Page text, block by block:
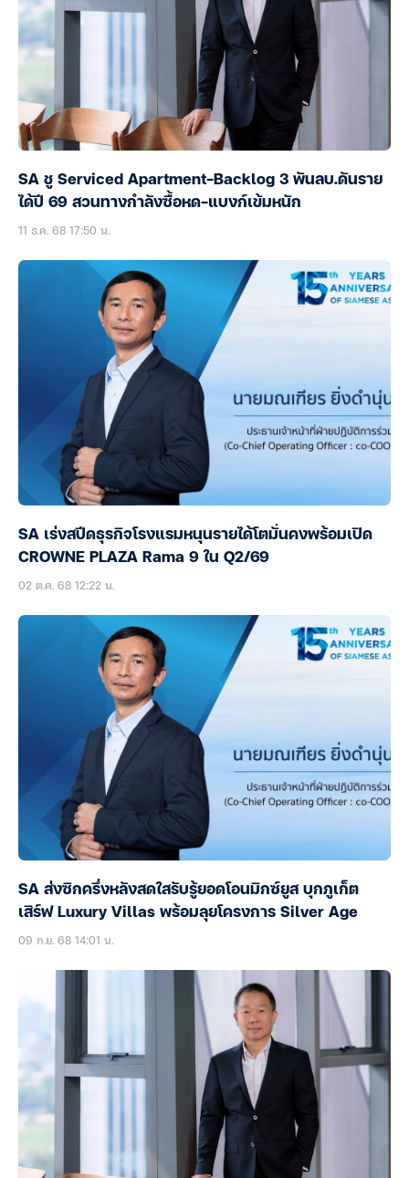
SA ชู Serviced Apartment-Backlog 3 พันลบ.ดันราย
ได้ปี 69 สวนทางกำลังซื้อหด-แบงก์เข้มหนัก
11 ธ.ค. 68 17:50 น.
SA เร่งสปีดธุรกิจโรงแรมหนุนรายได้โตมั่นคงพร้อมเปิด
CROWNE PLAZA Rama 9 ใน Q2/69
02 ต.ค. 68 12:22 น.
SA ส่งซิกครึ่งหลังสดใสรับรู้ยอดโอนมิกซ์ยูส บุกภูเก็ต
เสิร์ฟ Luxury Villas พร้อมลุยโครงการ Silver Age
09 ก.ย. 68 14:01 น.